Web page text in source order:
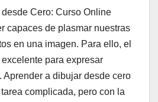
k
d
I
i
t
A
p
e
r
a
Cero: Curso Online
capaces de plasmar nuestras
en una imagen. Para ello, el
para expresar
Aprender a dibujar desde cero
complicada, pero con la